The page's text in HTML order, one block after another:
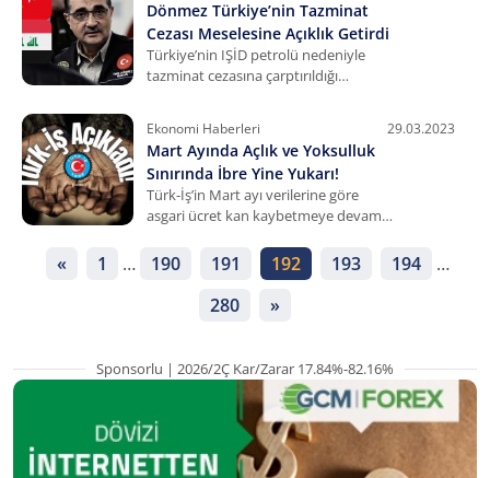
Dönmez Türkiye’nin Tazminat
Cezası Meselesine Açıklık Getirdi
Türkiye’nin IŞİD petrolü nedeniyle
tazminat cezasına çarptırıldığı
olduğunu söyleyerek açıklamalarda
bulundu.
Ekonomi Haberleri 29.03.2023
Mart Ayında Açlık ve Yoksulluk
Sınırında İbre Yine Yukarı!
Türk-İş’in Mart ayı verilerine göre
asgari ücret kan kaybetmeye devam
kıramayan Türkiye’de açlık ve
yoksulluk sınırı bu ay da artışı
« 1 … 190 191 192 193 194
…
280
»
Sponsorlu | 2026/2Ç Kar/Zarar 17.84%-82.16%